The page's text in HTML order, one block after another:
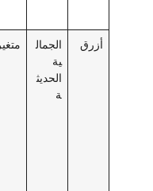
أزرق
الجمال
ية
الحديث
ة
متغير